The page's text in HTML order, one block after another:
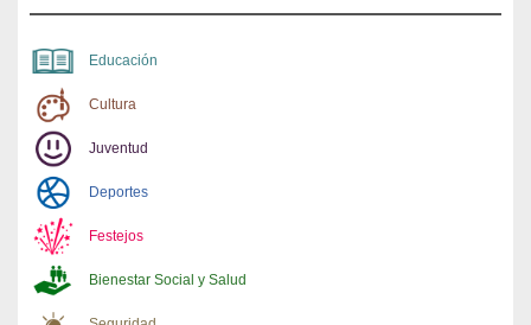
Educación
Cultura
Juventud
Deportes
Festejos
Bienestar Social y Salud